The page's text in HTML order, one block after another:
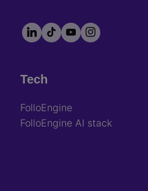
Footer
socials
LinkedIn
TikTokYouTubeInstagram
Tech
FolloEngine
FolloEngine AI stack